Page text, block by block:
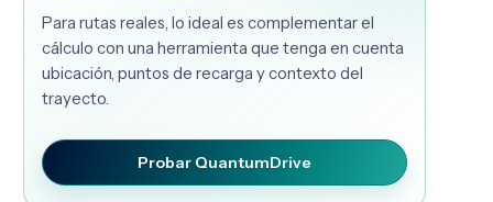
Para rutas reales, lo ideal es complementar el
cálculo con una herramienta que tenga en cuenta
ubicación, puntos de recarga y contexto del
trayecto.
Probar QuantumDrive